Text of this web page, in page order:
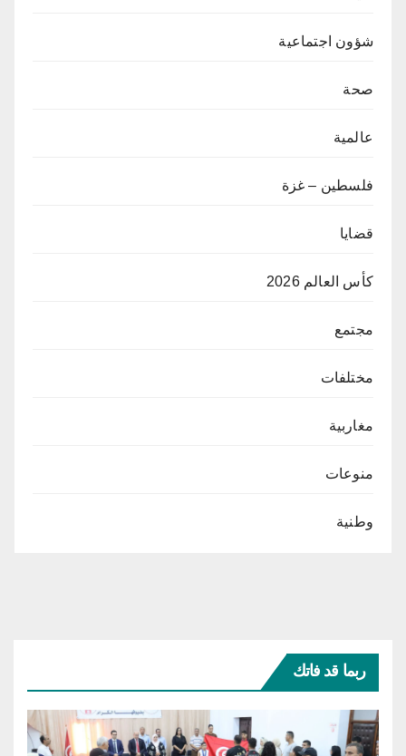
شؤون اجتماعية
صحة
عالمية
فلسطين – غزة
قضايا
كأس العالم 2026
مجتمع
مختلفات
مغاربية
منوعات
وطنية
ربما قد فاتك